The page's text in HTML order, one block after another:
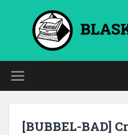
[BUBBEL-BAD]